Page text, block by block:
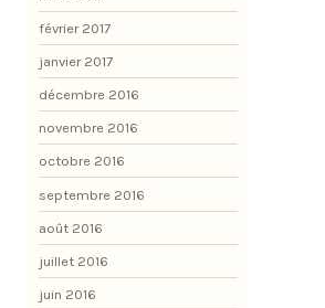
février 2017
janvier 2017
décembre 2016
novembre 2016
octobre 2016
septembre 2016
août 2016
juillet 2016
juin 2016